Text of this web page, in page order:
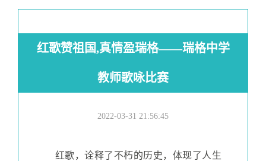
红歌赞祖国,真情盈瑞格——瑞格中学
教师歌咏比赛
2022-03-31 21:56:45
红歌，诠释了不朽的历史，体现了人生